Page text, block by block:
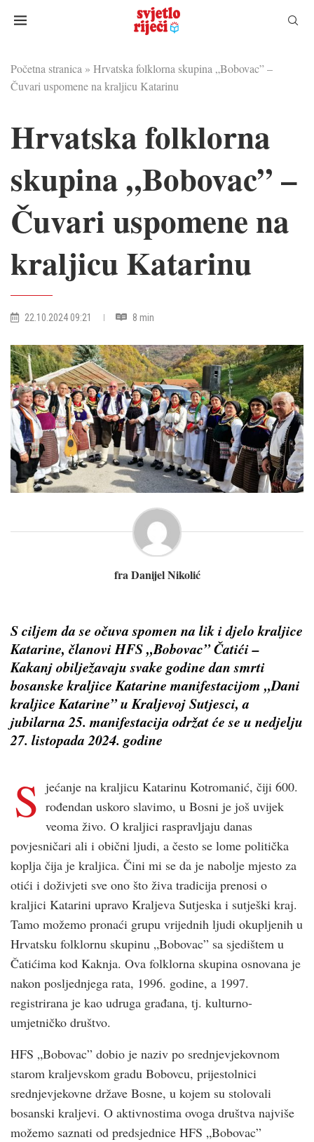
Početna stranica » Hrvatska folklorna skupina „Bobovac” –
Čuvari uspomene na kraljicu Katarinu
Hrvatska folklorna
skupina „Bobovac” –
Čuvari uspomene na
kraljicu Katarinu
22.10.2024 09:21 8 min
fra Danijel Nikolić
S ciljem da se očuva spomen na lik i djelo kraljice
Katarine, članovi HFS „Bobovac” Čatići –
Kakanj obilježavaju svake godine dan smrti
bosanske kraljice Katarine manifestacijom „Dani
kraljice Katarine” u Kraljevoj Sutjesci, a
jubilarna 25. manifestacija održat će se u nedjelju
27. listopada 2024. godine
S jećanje na kraljicu Katarinu Kotromanić, čiji 600.
rođendan uskoro slavimo, u Bosni je još uvijek
veoma živo. O kraljici raspravljaju danas
povjesničari ali i obični ljudi, a često se lome politička
koplja čija je kraljica. Čini mi se da je nabolje mjesto za
otići i doživjeti sve ono što živa tradicija prenosi o
kraljici Katarini upravo Kraljeva Sutjeska i sutješki kraj.
Tamo možemo pronaći grupu vrijednih ljudi okupljenih u
Hrvatsku folklornu skupinu „Bobovac” sa sjedištem u
Čatićima kod Kaknja. Ova folklorna skupina osnovana je
nakon posljednjega rata, 1996. godine, a 1997.
registrirana je kao udruga građana, tj. kulturno-
umjetničko društvo.
HFS „Bobovac” dobio je naziv po srednjevjekovnom
starom kraljevskom gradu Bobovcu, prijestolnici
srednjevjekovne države Bosne, u kojem su stolovali
bosanski kraljevi. O aktivnostima ovoga društva najviše
možemo saznati od predsjednice HFS „Bobovac”